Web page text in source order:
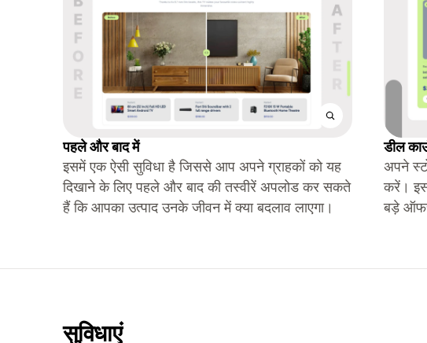
पहले और बाद में
इसमें एक ऐसी सुविधा है जिससे आप अपने ग्राहकों को यह
दिखाने के लिए पहले और बाद की तस्वीरें अपलोड कर सकते
हैं कि आपका उत्पाद उनके जीवन में क्या बदलाव लाएगा।
डील
अपने
करें।
बड़े
सुविधाएं